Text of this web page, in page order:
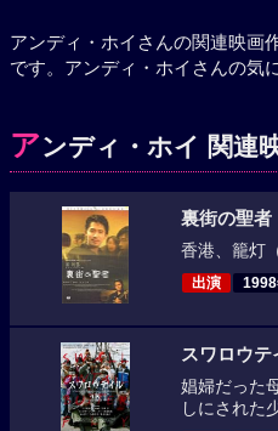
アンディ・ホイさんの関連映画
です。アンディ・ホイさんの気
アンディ・ホイ 関連
裏街の聖者
香港、籠灯
出演
スワロウテ
娼婦だった
しにされた